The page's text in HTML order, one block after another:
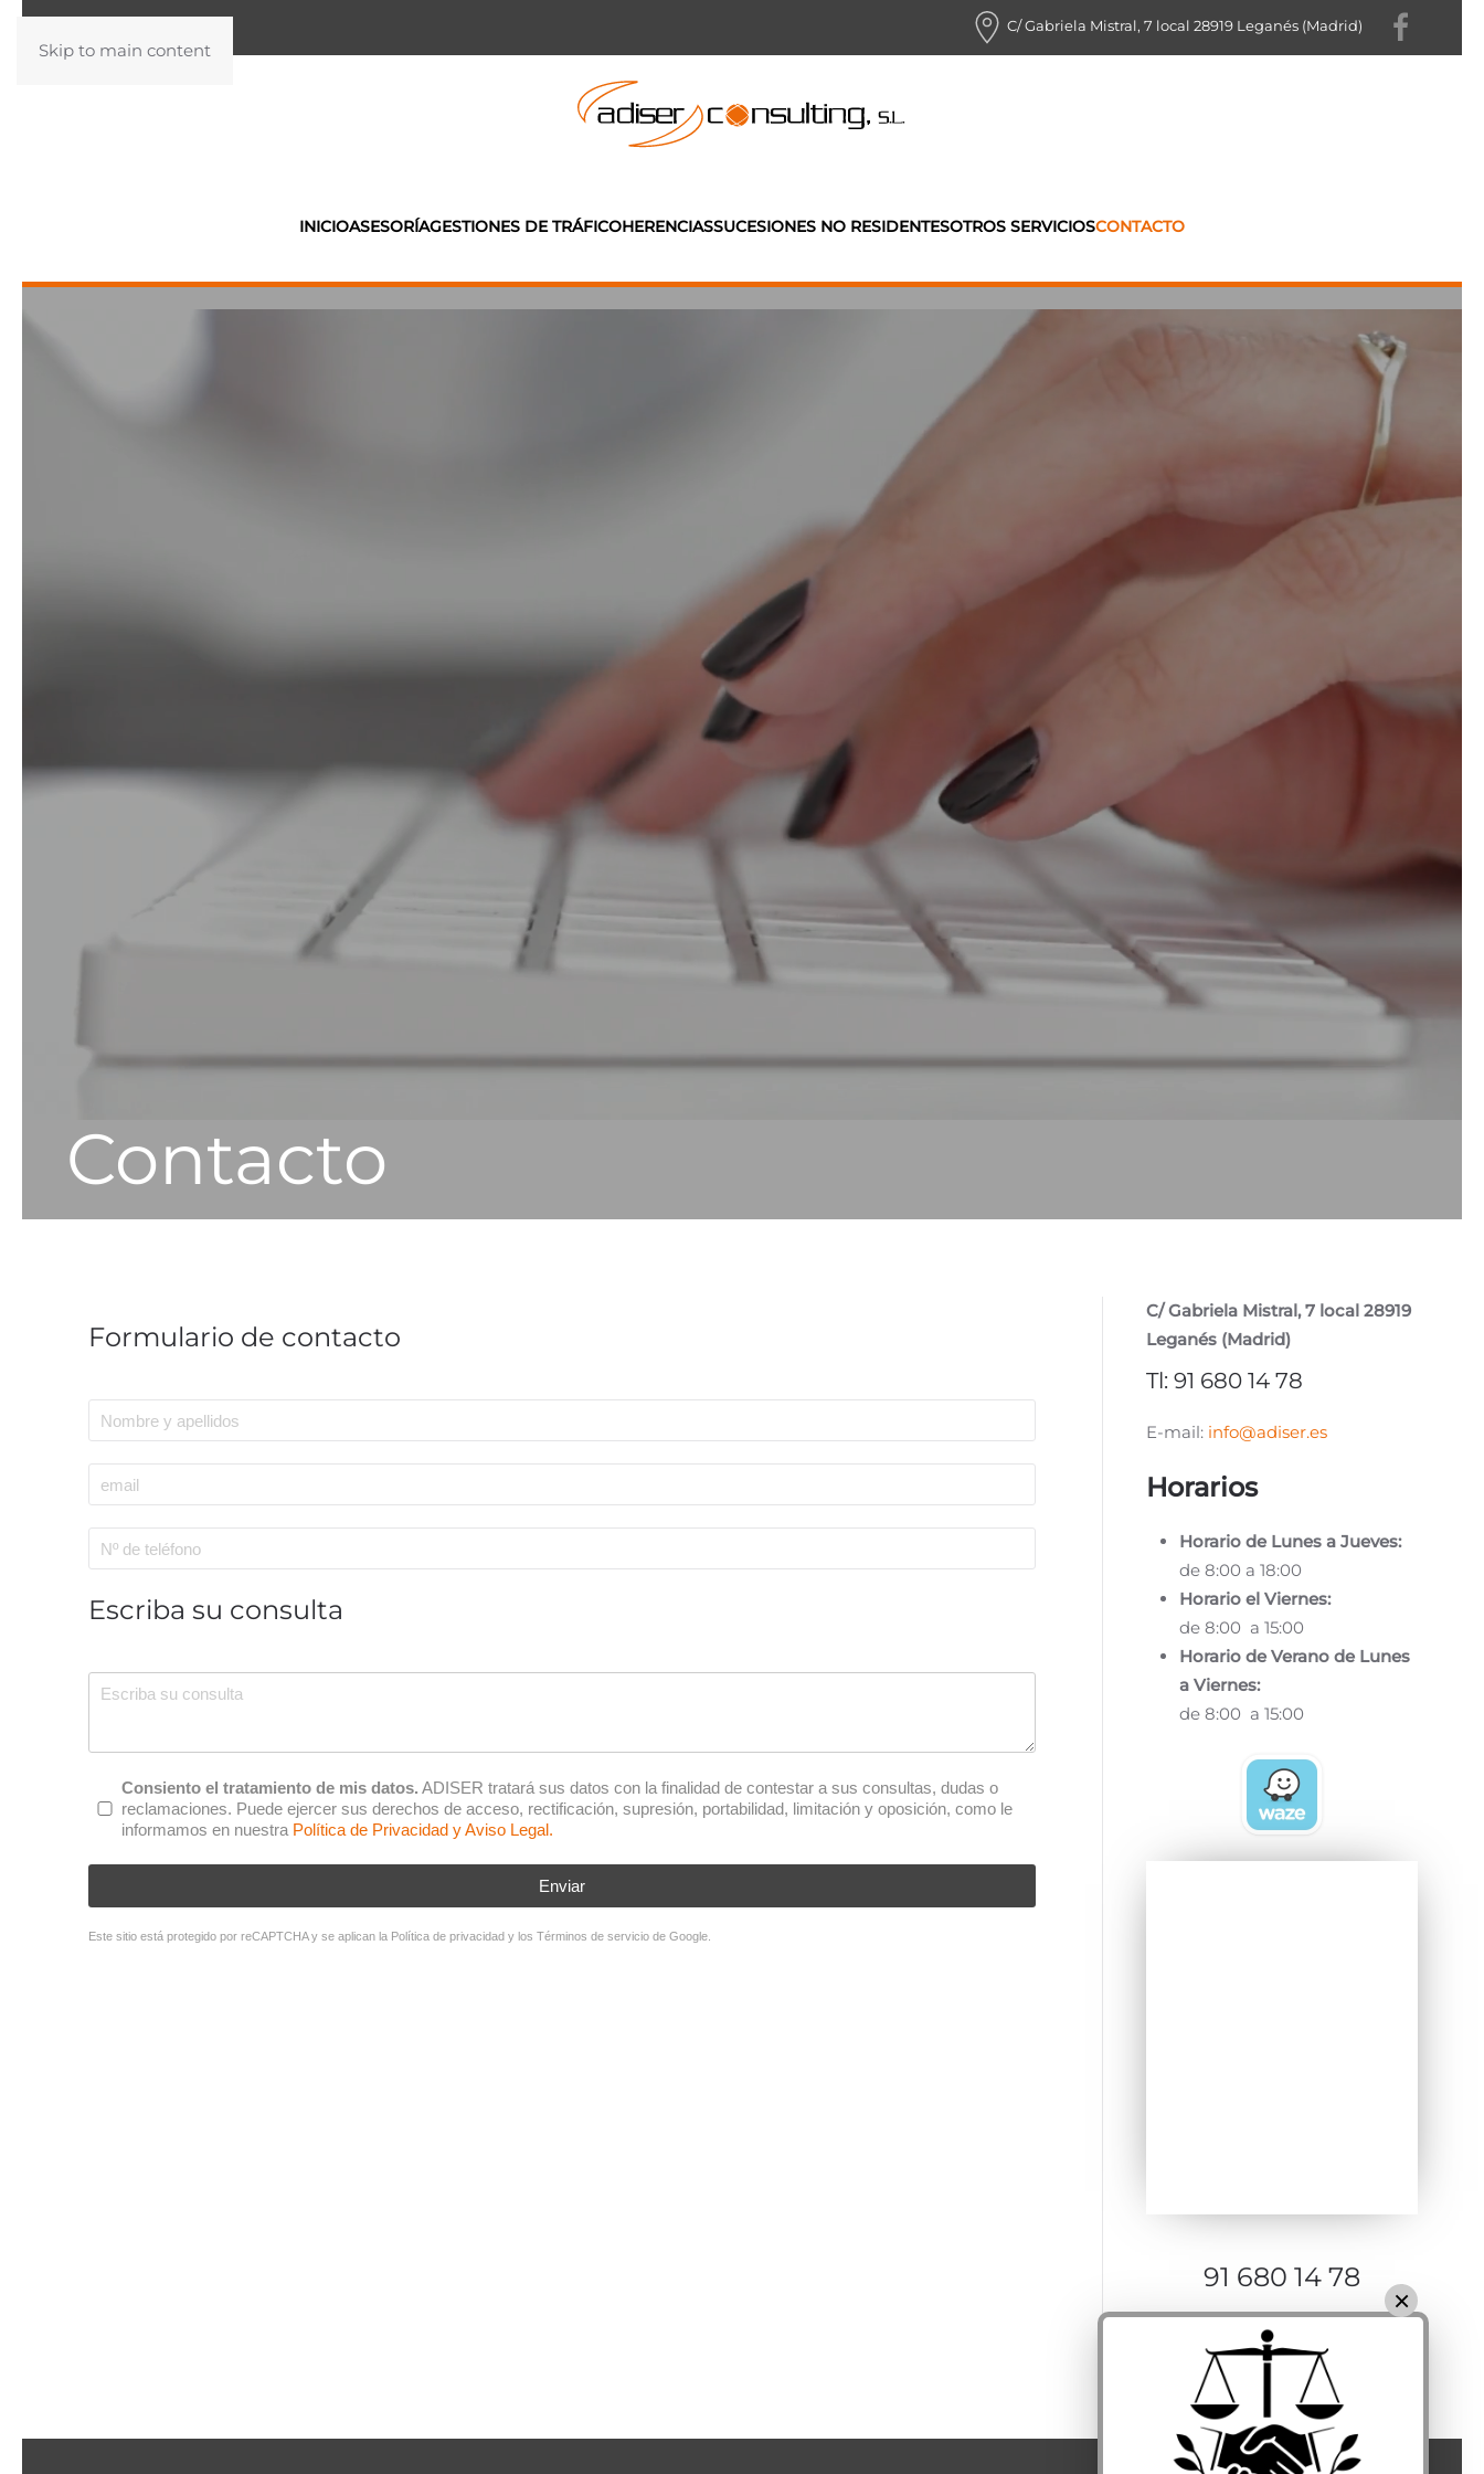
Skip to main content
C/ Gabriela Mistral, 7 local 28919 Leganés (Madrid)
INICIOASESORÍAGESTIONES DE TRÁFICOHERENCIASSUCESIONES NO RESIDENTESOTROS SERVICIOSCONTACTO
Contacto
Formulario de contacto
Escriba su consulta
Consentimiento*
Consiento el tratamiento de mis datos. ADISER tratará sus datos con la finalidad de contestar a sus consultas, dudas o
reclamaciones. Puede ejercer sus derechos de acceso, rectificación, supresión, portabilidad, limitación y oposición, como le
informamos en nuestra Política de Privacidad y Aviso Legal.
Enviar
Este sitio está protegido por reCAPTCHA y se aplican la Política de privacidad y los Términos de servicio de Google.
C/ Gabriela Mistral, 7 local 28919
Leganés (Madrid)
Tl: 91 680 14 78
E-mail: info@adiser.es
Horarios
Horario de Lunes a Jueves:
de 8:00 a 18:00
Horario el Viernes:
de 8:00 a 15:00
Horario de Verano de Lunes
a Viernes:
de 8:00 a 15:00
91 680 14 78
Contacte con nosotros
×